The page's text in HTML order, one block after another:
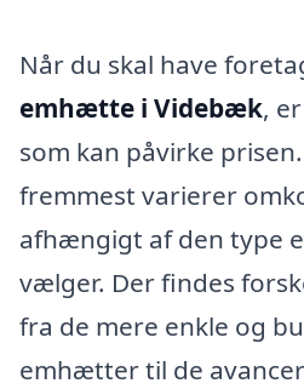
Når du skal have
emhætte i Videbæk,
som kan påvirke
fremmest varierer
afhængigt af den type
vælger. Der findes
fra de mere enkle og
emhætter til de